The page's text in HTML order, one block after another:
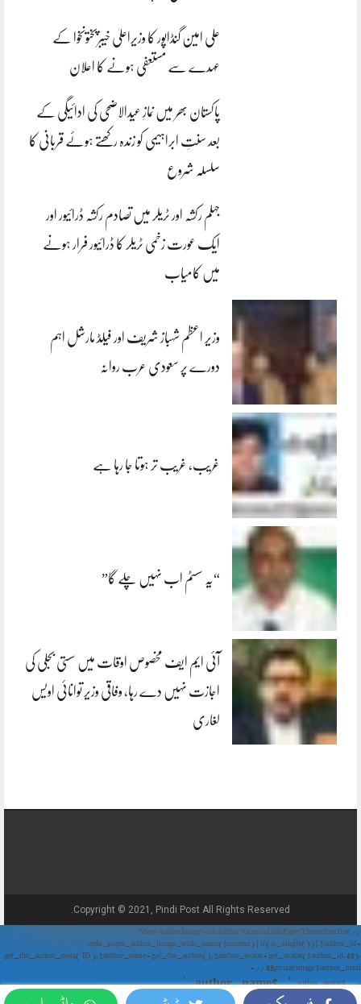
علی امین گنڈاپور کا وزیراعلیٰ خیبرپختونخوا کے
عہدے سے مستعفی ہونے کا اعلان
پاکستان بھر میں نمازِ عیدالاضحی کی ادائیگی کے
بعد سنتِ ابراہیمی کو زندہ رکھتے ہوئے قربانی کا
سلسلہ شروع
جہلم رکشہ اور ٹریلر میں تصادم رکشہ ڈرائیور اور
ایک عورت زخمی ٹریلر کا ڈرائیور فرار ہونے
میں کامیاب
وزیر اعظم شہباز شریف اور فیلڈ مارشل اہم
دورے پر سعودی عرب روانہ
غریب، غریب تر ہوتا جا رہا ہے
“یہ سسٹم اب نہیں چلے گا”
آئی ایم ایف مخصوص اوقات میں سستی بجلی کی
اجازت نہیں دے رہا، وفاقی وزیر توانائی اویس
لغاری
Copyright © 2021, Pindi Post All Rights Reserved.
// Show Author Image with Author Name in UrduPaper Theme function
urdu_paper_author_image_with_name($content) { if (is_single()) { $author_id =
get_the_author_meta('ID'); $author_name = get_the_author(); $author_avatar = get_avatar($author_id, 48);
// 48px size image $author_html = '
' . $author_avatar . '
' . $author_name . '